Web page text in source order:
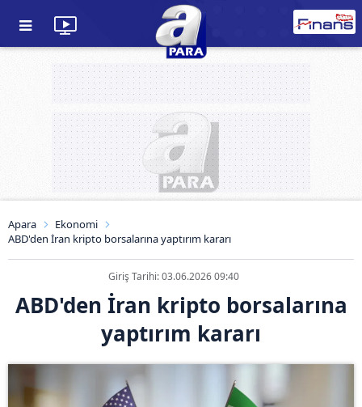
Apara
Ekonomi
ABD'den İran kripto borsalarına yaptırım kararı
Giriş Tarihi: 03.06.2026 09:40
ABD'den İran kripto borsalarına
yaptırım kararı